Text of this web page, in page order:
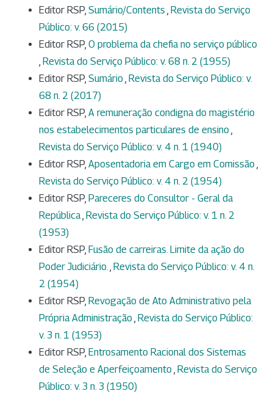
Editor RSP, Sumário/Contents , Revista do Serviço
Público: v. 66 (2015)
Editor RSP, O problema da chefia no serviço público
, Revista do Serviço Público: v. 68 n. 2 (1955)
Editor RSP, Sumário , Revista do Serviço Público: v.
68 n. 2 (2017)
Editor RSP, A remuneração condigna do magistério
nos estabelecimentos particulares de ensino ,
Revista do Serviço Público: v. 4 n. 1 (1940)
Editor RSP, Aposentadoria em Cargo em Comissão ,
Revista do Serviço Público: v. 4 n. 2 (1954)
Editor RSP, Pareceres do Consultor - Geral da
República, Revista do Serviço Público: v. 1 n. 2
(1953)
Editor RSP, Fusão de carreiras. Limite da ação do
Poder Judiciário., Revista do Serviço Público: v. 4 n.
2 (1954)
Editor RSP, Revogação de Ato Administrativo pela
Própria Administração , Revista do Serviço Público:
v. 3 n. 1 (1953)
Editor RSP, Entrosamento Racional dos Sistemas
de Seleção e Aperfeiçoamento , Revista do Serviço
Público: v. 3 n. 3 (1950)